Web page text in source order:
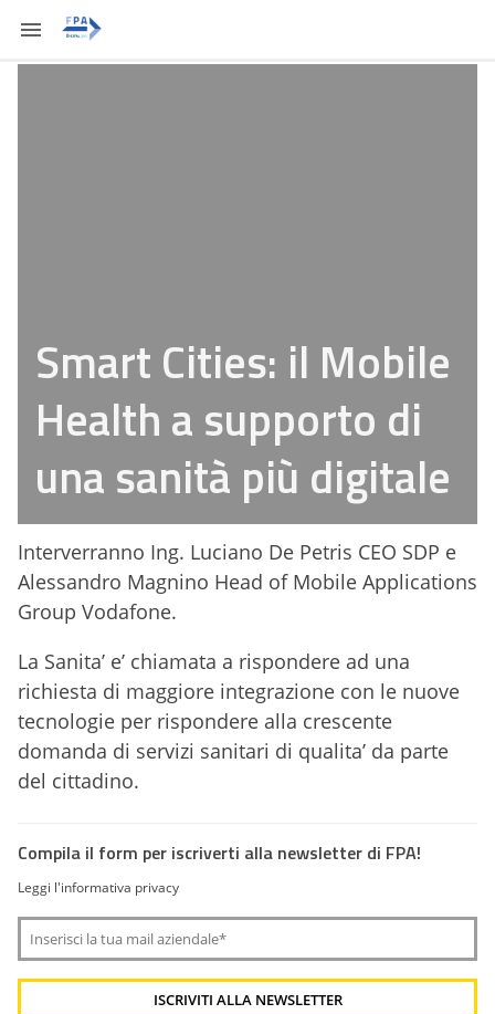
Smart Cities: il Mobile
Health a supporto di
una sanità più digitale
Interverranno Ing. Luciano De Petris CEO SDP e
Alessandro Magnino Head of Mobile Applications
Group Vodafone.
La Sanita’ e’ chiamata a rispondere ad una
richiesta di maggiore integrazione con le nuove
tecnologie per rispondere alla crescente
domanda di servizi sanitari di qualita’ da parte
del cittadino.
Compila il form per iscriverti alla newsletter di FPA!
Leggi l'informativa privacy